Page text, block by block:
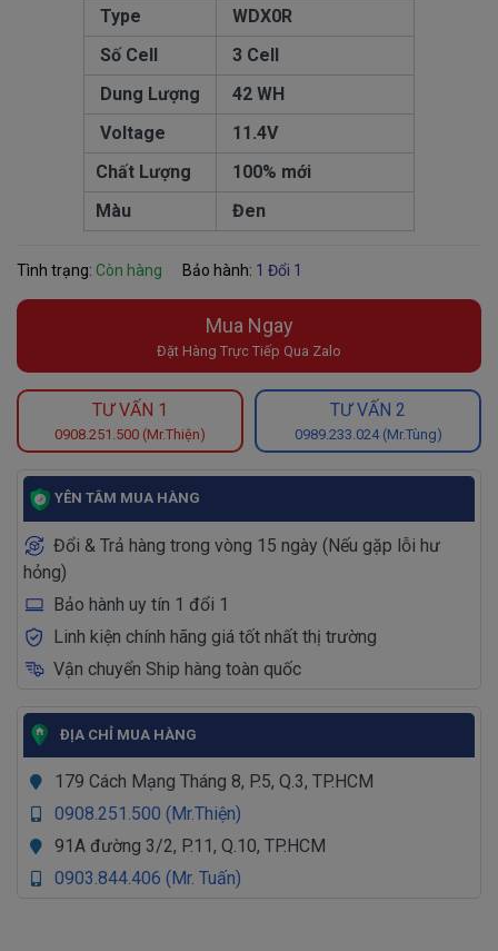
Type
WDX0R
Số Cell
3 Cell
Dung Lượng
42 WH
Voltage
11.4V
Chất Lượng
100% mới
Màu
Đen
Tình trạng: Còn hàng Bảo hành: 1 Đổi 1
Mua Ngay
Đặt Hàng Trực Tiếp Qua Zalo
TƯ VẤN 1
0908.251.500 (Mr.Thiện)
TƯ VẤN 2
0989.233.024 (Mr.Tùng)
YÊN TÂM MUA HÀNG
Đổi & Trả hàng trong vòng 15 ngày (Nếu gặp lỗi hư
hỏng)
Bảo hành uy tín 1 đổi 1
Linh kiện chính hãng giá tốt nhất thị trường
Vận chuyển Ship hàng toàn quốc
ĐỊA CHỈ MUA HÀNG
179 Cách Mạng Tháng 8, P.5, Q.3, TP.HCM
0908.251.500 (Mr.Thiện)
91A đường 3/2, P.11, Q.10, TP.HCM
0903.844.406 (Mr. Tuấn)